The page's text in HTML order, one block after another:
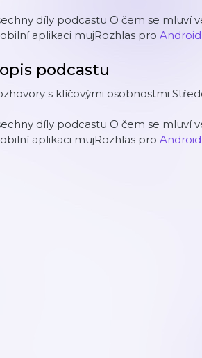
díly podcastu O čem se mluví
aplikaci mujRozhlas pro Android
podcastu
s klíčovými osobnostmi
díly podcastu O čem se mluví
aplikaci mujRozhlas pro Android